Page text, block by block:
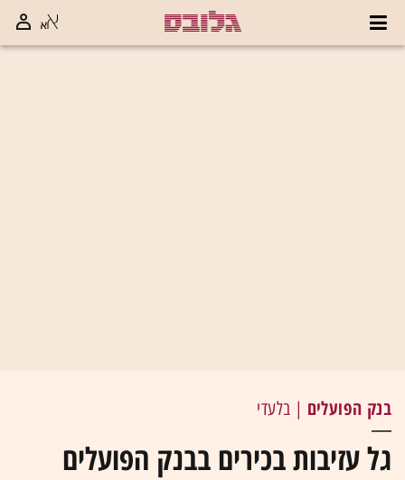
בנק הפועלים | בלעדי
גל עזיבות בכירים בבנק הפועלים